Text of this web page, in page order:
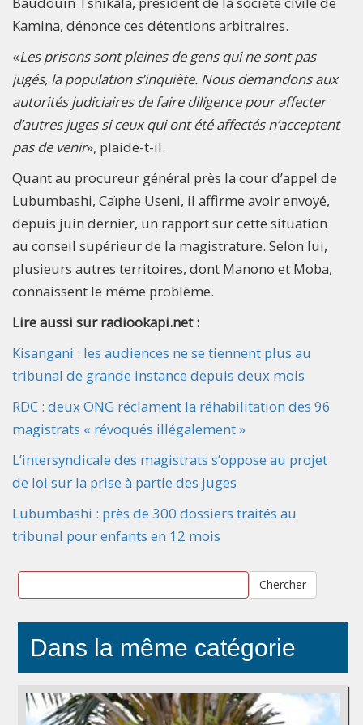
Kamina, dénonce ces détentions arbitraires.
«Les prisons sont pleines de gens qui ne sont pas
jugés, la population s’inquiète. Nous demandons aux
autorités judiciaires de faire diligence pour affecter
d’autres juges si ceux qui ont été affectés n’acceptent
pas de venir», plaide-t-il.
Quant au procureur général près la cour d’appel de
Lubumbashi, Caïphe Useni, il affirme avoir envoyé,
depuis juin dernier, un rapport sur cette situation
au conseil supérieur de la magistrature. Selon lui,
plusieurs autres territoires, dont Manono et Moba,
connaissent le même problème.
Lire aussi sur radiookapi.net :
Kisangani : les audiences ne se tiennent plus au
tribunal de grande instance depuis deux mois
RDC : deux ONG réclament la réhabilitation des 96
magistrats « révoqués illégalement »
L’intersyndicale des magistrats s’oppose au projet
de loi sur la prise à partie des juges
Lubumbashi : près de 300 dossiers traités au
tribunal pour enfants en 12 mois
Chercher
Dans la même catégorie